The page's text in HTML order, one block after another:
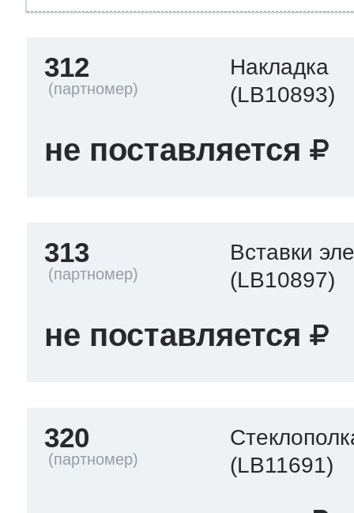
312
Накладка
(LB10893)
не поставляется
313
Вставки
(LB10897)
не поставляется
320
(LB11691)